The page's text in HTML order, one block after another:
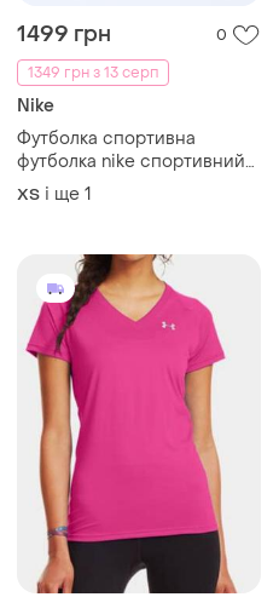
1499 грн
0
1349 грн з 13 серп
Nike
Футболка спортивна
футболка nike спортивний
одяг жіночий одяг майка
ХS і ще 1